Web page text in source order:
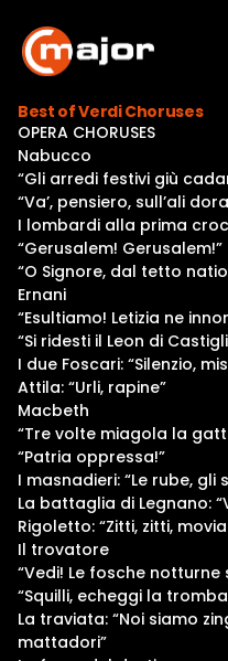
content
Best of Verdi Choruses
OPERA CHORUSES
Nabucco
“Gli arredi festivi giù
“Va’, pensiero, sull’ali
I lombardi alla prima
“Gerusalem! Gerusalem!”
“O Signore, dal tetto
Ernani
“Esultiamo! Letizia ne
“Si ridesti il Leon di
I due Foscari: “Silenzio,
Attila: “Urli, rapine”
Macbeth
“Tre volte miagola la
“Patria oppressa!”
I masnadieri: “Le rube, gli
La battaglia di Legnano:
Rigoletto: “Zitti, zitti,
Il trovatore
“Vedi! Le fosche notturne
“Squilli, echeggi la
La traviata: “Noi siamo
mattadori”